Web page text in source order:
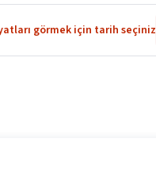
görmek için tarih seçiniz